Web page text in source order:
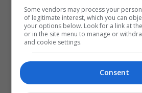
Some vendors may process your
of legitimate interest, which you can
your options below. Look for a link at
or in the site menu to manage or
and cookie settings.
Consent